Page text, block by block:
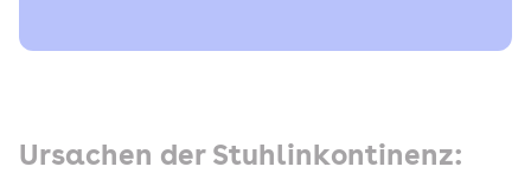
Ursachen der Stuhlinkontinenz: